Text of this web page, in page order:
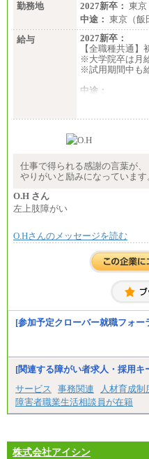
勤務地
2027新卒： 東
中途： 東京（飯
給与
2027新卒：
【全職種共通】
※大学院卒は月
※試用期間中も
中途：
（１）～（４）
※経験・年齢な
※業務内容・勤
※試用期間中も
仕事で得られる感謝の言葉が、
やりがいと励みになっています
O.H さん
左上肢障がい
O.Hさんのメッセージを読む
[参加予定クローバー就職フォー
[関連する障がい者求人・採用キ
サービス
事務関連 人材育成
障害者職業生活相談員が在籍
株式会社アイシン